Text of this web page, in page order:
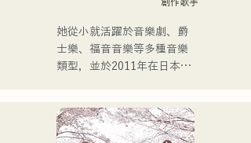
她從小就活躍於音樂劇、爵
士樂、福音音樂等多種音樂
類型，並於2011年在日本出
心，在各種媒體上亮相，也
參與了許多企業廣告歌曲和